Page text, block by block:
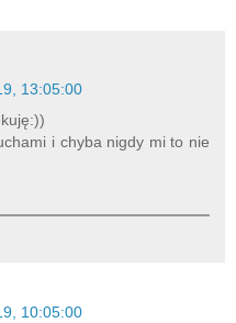
13:05:00
i chyba nigdy mi to nie
10:05:00